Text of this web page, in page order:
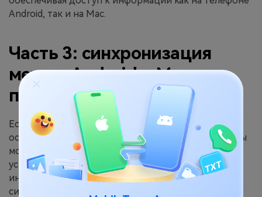
Android, так и на Mac.
Часть 3: синхронизация
между Android и Mac с
помощью Gmail
Если вы используете свой аккаунт Gmail как
основное средство для управления контактами, вы
можете синхронизировать контакты между
устройством Android и Mac с помощью веб-
интерфейса Gmail. Вот что нужно сделать, чтобы
синхронизировать контакты на Mac с помощью